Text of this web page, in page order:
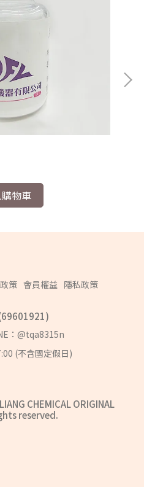
物車
策 會員權益 隱私政策
：@tqa8315n
(不含國定假日)
CHEMICAL ORIGINAL
reserved.